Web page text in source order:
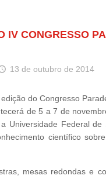
IV CONGRESSO
13 de outubro de 2014
do Congresso
de 5 a 7 de
Universidade Federal
científico
mesas redondas e